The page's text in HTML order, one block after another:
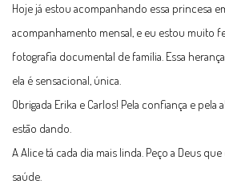
Hoje já estou acompanhando essa princesa
acompanhamento mensal, e eu estou muito
fotografia documental de família. Essa
ela é sensacional, única.
Obrigada Erika e Carlos! Pela confiança e pela
estão dando.
A Alice tá cada dia mais linda. Peço a Deus
saúde.